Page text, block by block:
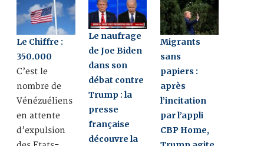
Le Chiffre :
350.000
C’est le
nombre de
Vénézuéliens
en attente
d’expulsion
Le naufrage
de Joe Biden
dans son
débat contre
Trump : la
presse
française
découvre la
Migrants
sans
papiers :
après
l’incitation
par l’appli
CBP Home,